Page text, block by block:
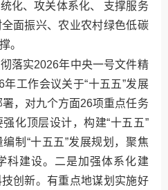
化、攻关体系化、 支撑服务
面振兴、农业农村绿色低碳
。
落实2026年中央一号文件精
工作会议关于“十五五”发展
，对九个方面26项重点任务
化顶层设计，构建“十五五”
制“十五五”发展规划，聚焦
科建设。二是加强体系化建
创新。有重点地谋划实施好